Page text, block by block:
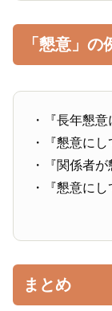
「懇意」の
・『長年懇
・『懇意にし
・『関係者
・『懇意にし
まとめ